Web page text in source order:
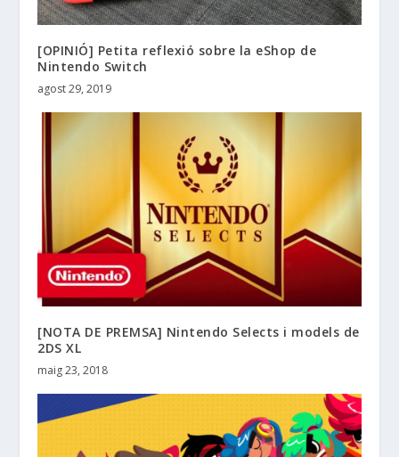
[OPINIÓ] Petita reflexió sobre la eShop de
Nintendo Switch
agost 29, 2019
[NOTA DE PREMSA] Nintendo Selects i models de
2DS XL
maig 23, 2018